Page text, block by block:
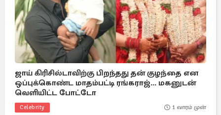
ஜாய் கிரிசில்டாவிற்கு பிறந்தது தன் குழந்தை என
ஒப்புக்கொண்ட மாதம்பட்டி ரங்கராஜ்... மகனுடன்
வெளியிட்ட போட்டோ
Celebrity 1 வாரம் முன்